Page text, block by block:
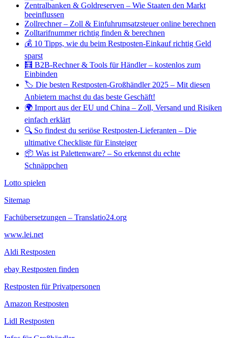
Zentralbanken & Goldreserven – Wie Staaten den Markt
beeinflussen
Zollrechner – Zoll & Einfuhrumsatzsteuer online berechnen
Zolltarifnummer richtig finden & berechnen
💰 10 Tipps, wie du beim Restposten-Einkauf richtig Geld
sparst
🧮 B2B-Rechner & Tools für Händler – kostenlos zum
Einbinden
🏷️ Die besten Restposten-Großhändler 2025 – Mit diesen
Anbietern machst du das beste Geschäft!
🌍 Import aus der EU und China – Zoll, Versand und Risiken
einfach erklärt
🔍 So findest du seriöse Restposten-Lieferanten – Die
ultimative Checkliste für Einsteiger
📦 Was ist Palettenware? – So erkennst du echte
Schnäppchen
Lotto spielen
Sitemap
Fachübersetzungen – Translatio24.org
www.lei.net
Aldi Restposten
ebay Restposten finden
Restposten für Privatpersonen
Amazon Restposten
Lidl Restposten